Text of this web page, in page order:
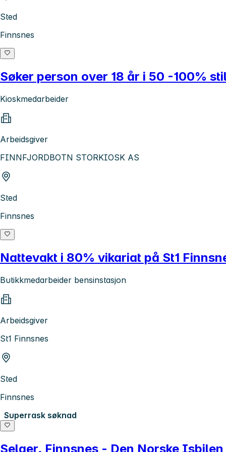
Sted
Finnsnes
Søker person over 18 år i 50 -100%
Kioskmedarbeider
Arbeidsgiver
FINNFJORDBOTN STORKIOSK AS
Sted
Finnsnes
Nattevakt i 80% vikariat på St1
Butikkmedarbeider bensinstasjon
Arbeidsgiver
St1 Finnsnes
Sted
Finnsnes
Superrask søknad
Selger, Finnsnes - Den Norske Isbilen